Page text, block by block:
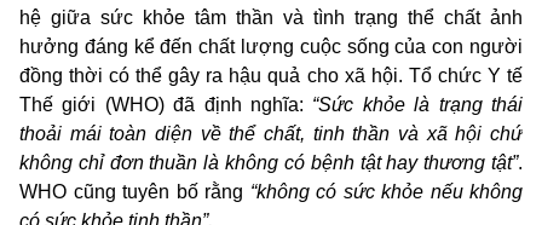
hệ giữa sức khỏe tâm thần và tình trạng thể chất ảnh
hưởng đáng kể đến chất lượng cuộc sống của con người
đồng thời có thể gây ra hậu quả cho xã hội. Tổ chức Y tế
Thế giới (WHO) đã định nghĩa: “Sức khỏe là trạng thái
thoải mái toàn diện về thể chất, tinh thần và xã hội chứ
không chỉ đơn thuần là không có bệnh tật hay thương tật”.
WHO cũng tuyên bố rằng “không có sức khỏe nếu không
có sức khỏe tinh thần”.